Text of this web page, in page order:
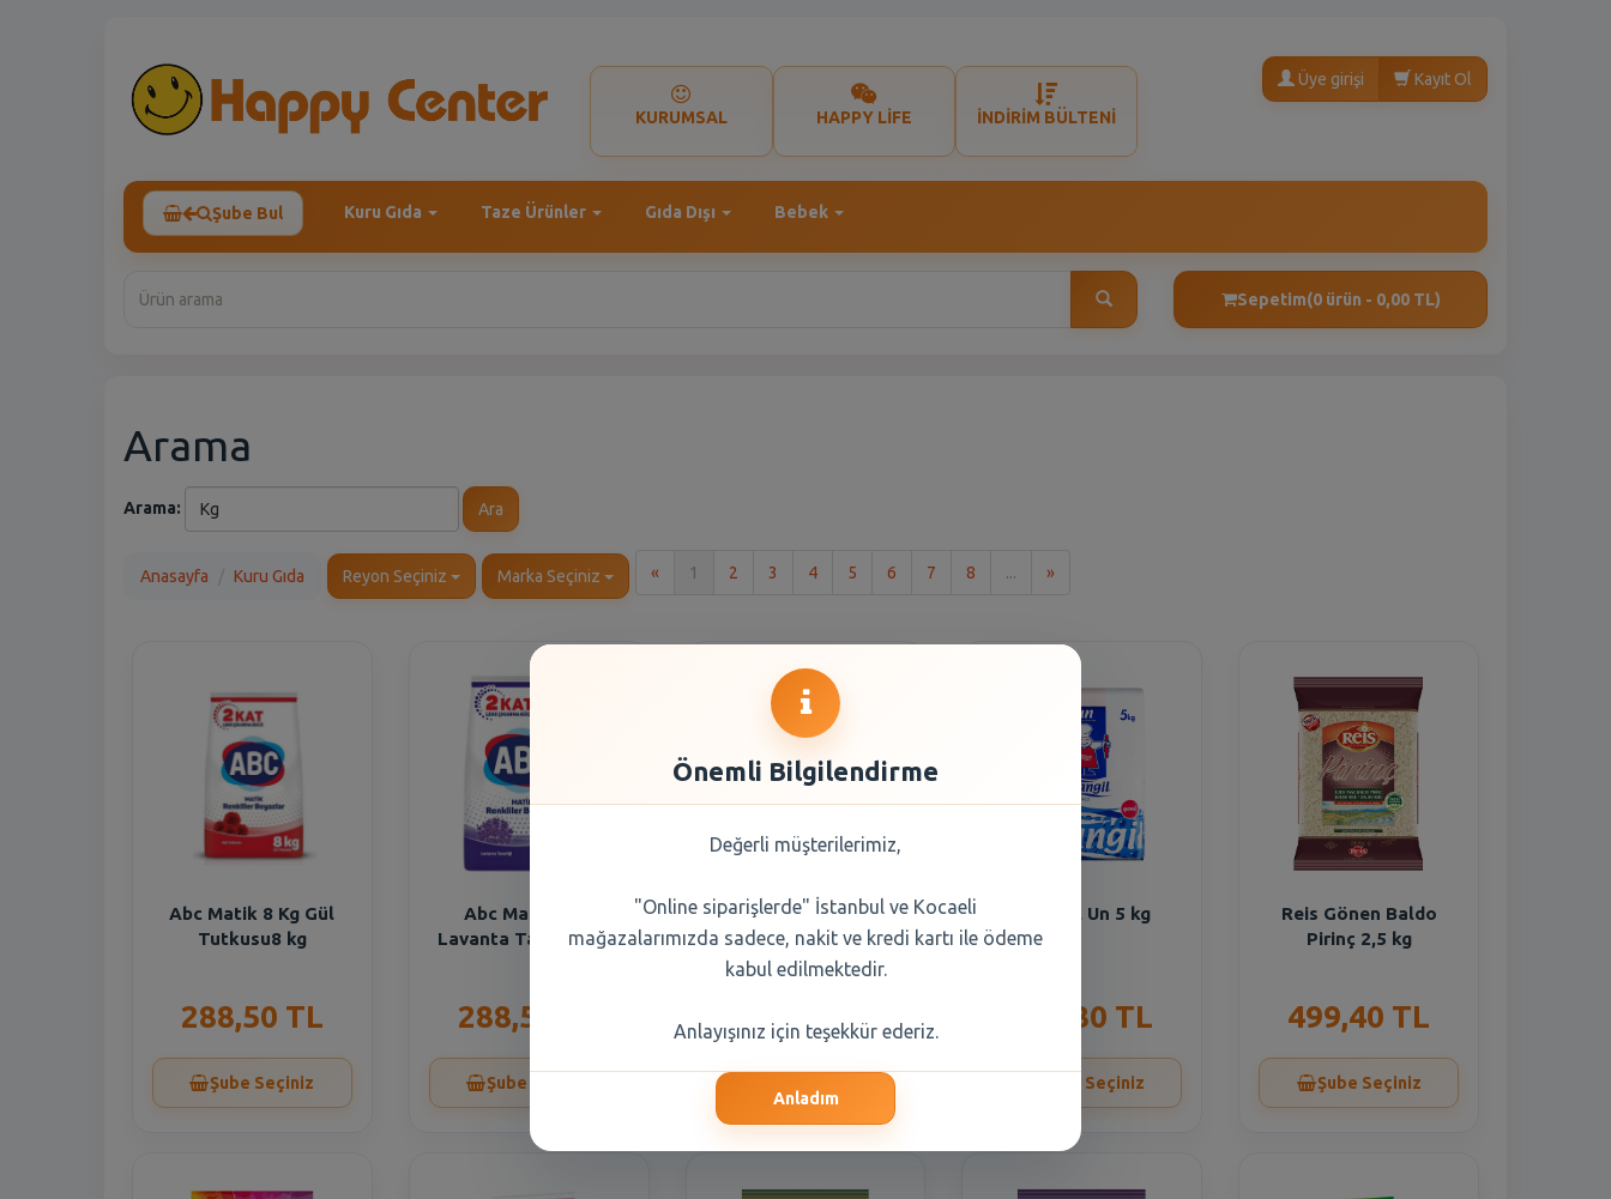
KURUMSAL HAPPY LİFE İNDİRİM BÜLTENİ
Üye girişi Kayıt Ol
Şube Bul Kuru Gıda Taze Ürünler Gıda Dışı Bebek
Sepetim(0 ürün - 0,00 TL)
Arama
Arama: Ara
Anasayfa Kuru Gıda Reyon Seçiniz Marka Seçiniz « 1 2 3 4 5 6 7 8 ... »Son
Abc Matik 8 Kg Gül
Tutkusu8 kg
288,50 TL
Şube Seçiniz
Abc Matik 8 Kg
Lavanta Tazeliği8 kg
288,50 TL
Şube Seçiniz
Ariel Toz Çamaşır
Deterjanı Dağ Esintisi
6 kg
332,90 TL
Sinangil Un 5 kg
210,80 TL
Şube Seçiniz
Reis Gönen Baldo
Pirinç 2,5 kg
499,40 TL
Şube Seçiniz
Önemli Bilgilendirme
Değerli müşterilerimiz,
"Online siparişlerde" İstanbul ve Kocaeli
mağazalarımızda sadece, nakit ve kredi kartı ile ödeme
kabul edilmektedir.
Anlayışınız için teşekkür ederiz.
Anladım